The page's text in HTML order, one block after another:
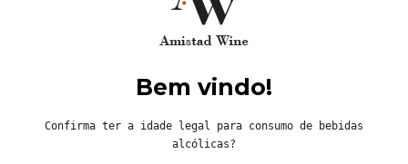
52,00 €
Bem vindo!
Confirma ter a idade legal para consumo de bebidas
alcólicas?